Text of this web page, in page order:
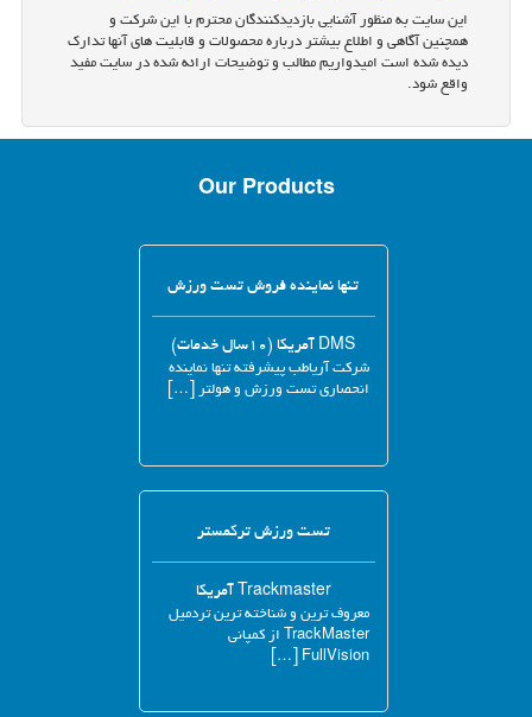
این سایت به منظور آشنایی بازدیدکنندگان محترم با این شرکت و
همچنین آگاهی و اطلاع بیشتر درباره محصولات و قابلیت های آنها تدارک
دیده شده است امیدواریم مطالب و توضیحات ارائه شده در سایت مفید
واقع شود.
Our Products
تنها نماینده فروش تست ورزش
DMS آمریکا (۱۰سال خدمات)
شرکت آریاطب پیشرفته تنها نماینده
انحصاری تست ورزش و هولتر […]
تست ورزش ترکمستر
Trackmaster آمریکا
معروف ترین و شناخته ترین تردمیل
TrackMaster از کمپانی
FullVision […]